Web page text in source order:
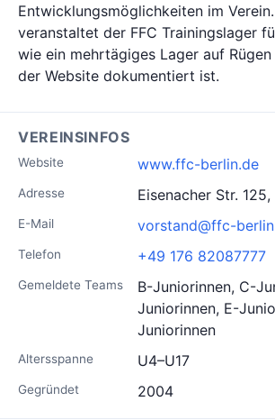
Entwicklungsmöglichkeiten im
veranstaltet der FFC Trainingslager
wie ein mehrtägiges Lager auf
der Website dokumentiert ist.
VEREINSINFOS
Website www.ffc-berlin.de
Adresse Eisenacher Str.
E-Mail vorstand@ffc-
Telefon +49 176 82087777
Gemeldete Teams
B-Juniorinnen, C-
Juniorinnen, E-
Juniorinnen
Altersspanne U4–U17
Gegründet 2004